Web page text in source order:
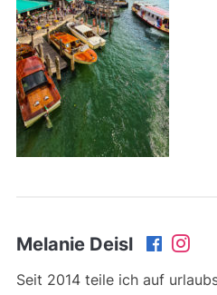
Melanie Deisl
Seit 2014 teile ich auf